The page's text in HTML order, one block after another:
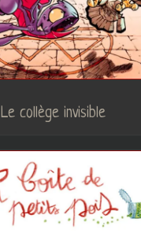
Le collège invisible